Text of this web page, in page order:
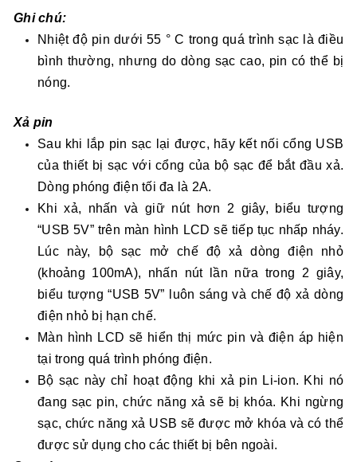
Ghi chú:
Nhiệt độ pin dưới 55 ° C trong quá trình sạc là điều
bình thường, nhưng do dòng sạc cao, pin có thể bị
nóng.
Xả pin
Sau khi lắp pin sạc lại được, hãy kết nối cổng USB
của thiết bị sạc với cổng của bộ sạc để bắt đầu xả.
Dòng phóng điện tối đa là 2A.
Khi xả, nhấn và giữ nút hơn 2 giây, biểu tượng
“USB 5V” trên màn hình LCD sẽ tiếp tục nhấp nháy.
Lúc này, bộ sạc mở chế độ xả dòng điện nhỏ
(khoảng 100mA), nhấn nút lần nữa trong 2 giây,
biểu tượng “USB 5V” luôn sáng và chế độ xả dòng
điện nhỏ bị hạn chế.
Màn hình LCD sẽ hiển thị mức pin và điện áp hiện
tại trong quá trình phóng điện.
Bộ sạc này chỉ hoạt động khi xả pin Li-ion. Khi nó
đang sạc pin, chức năng xả sẽ bị khóa. Khi ngừng
sạc, chức năng xả USB sẽ được mở khóa và có thể
được sử dụng cho các thiết bị bên ngoài.